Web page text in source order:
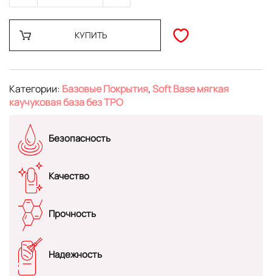
КУПИТЬ
Категории: Базовые Покрытия,Soft Base мягкая
каучуковая база без TPO
Безопасность
Качество
Прочность
Надежность